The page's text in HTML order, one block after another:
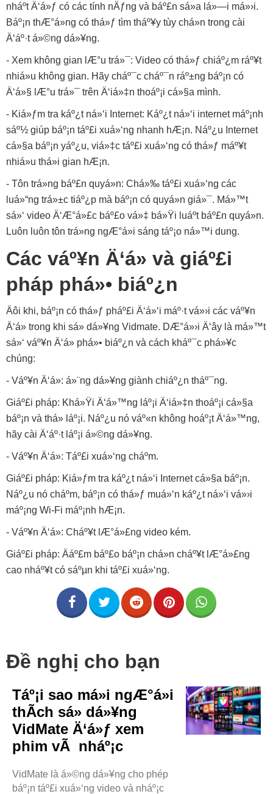
nháº­t Ä‘á»ƒ có các tính nÄƒng và báº£n sá»­a lá»—i má»›i.
Báº¡n thÆ°á»ng có thá»ƒ tìm tháº¥y tùy chá»n trong cài
Ä‘áº·t á»©ng dá»¥ng.
- Xem không gian lÆ°u trá»¯: Video có thá»ƒ chiáº¿m ráº¥t
nhiá»u không gian. Hãy cháº¯c cháº¯n ráº±ng báº¡n có
Ä‘á»§ lÆ°u trá»¯ trên Ä‘iá»‡n thoáº¡i cá»§a mình.
- Kiá»ƒm tra káº¿t ná»‘i Internet: Káº¿t ná»‘i internet máº¡nh
sáº½ giúp báº¡n táº£i xuá»‘ng nhanh hÆ¡n. Náº¿u Internet
cá»§a báº¡n yáº¿u, viá»‡c táº£i xuá»‘ng có thá»ƒ máº¥t
nhiá»u thá»i gian hÆ¡n.
- Tôn trá»ng báº£n quyá»n: Chá»‰ táº£i xuá»‘ng các
luá»“ng trá»±c tiáº¿p mà báº¡n có quyá»n giá»¯. Má»™t
sá»‘ video Ä‘Æ°á»£c báº£o vá»‡ bá»Ÿi luáº­t báº£n quyá»n.
Luôn luôn tôn trá»ng ngÆ°á»i sáng táº¡o ná»™i dung.
Các váº¥n Ä‘á» và giáº£i
pháp phá»• biáº¿n
Äôi khi, báº¡n có thá»ƒ pháº£i Ä‘á»‘i máº·t vá»›i các váº¥n
Ä‘á» trong khi sá»­ dá»¥ng Vidmate. DÆ°á»›i Ä‘ây là má»™t
sá»‘ váº¥n Ä‘á» phá»• biáº¿n và cách kháº¯c phá»¥c
chúng:
- Váº¥n Ä‘á»: á»¨ng dá»¥ng giành chiáº¿n tháº¯ng.
Giáº£i pháp: Khá»Ÿi Ä‘á»™ng láº¡i Ä‘iá»‡n thoáº¡i cá»§a
báº¡n và thá»­ láº¡i. Náº¿u nó váº«n không hoáº¡t Ä‘á»™ng,
hãy cài Ä‘áº·t láº¡i á»©ng dá»¥ng.
- Váº¥n Ä‘á»: Táº£i xuá»‘ng cháº­m.
Giáº£i pháp: Kiá»ƒm tra káº¿t ná»‘i Internet cá»§a báº¡n.
Náº¿u nó cháº­m, báº¡n có thá»ƒ muá»‘n káº¿t ná»‘i vá»›i
máº¡ng Wi-Fi máº¡nh hÆ¡n.
- Váº¥n Ä‘á»: Cháº¥t lÆ°á»£ng video kém.
Giáº£i pháp: Äáº£m báº£o báº¡n chá»n cháº¥t lÆ°á»£ng
cao nháº¥t có sáºµn khi táº£i xuá»‘ng.
Đề nghị cho bạn
Táº¡i sao má»i ngÆ°á»i
thÃ­ch sá»­ dá»¥ng
VidMate Ä‘á»ƒ xem
phim vÃ nháº¡c
VidMate là á»©ng dá»¥ng cho phép
báº¡n táº£i xuá»‘ng video và nháº¡c